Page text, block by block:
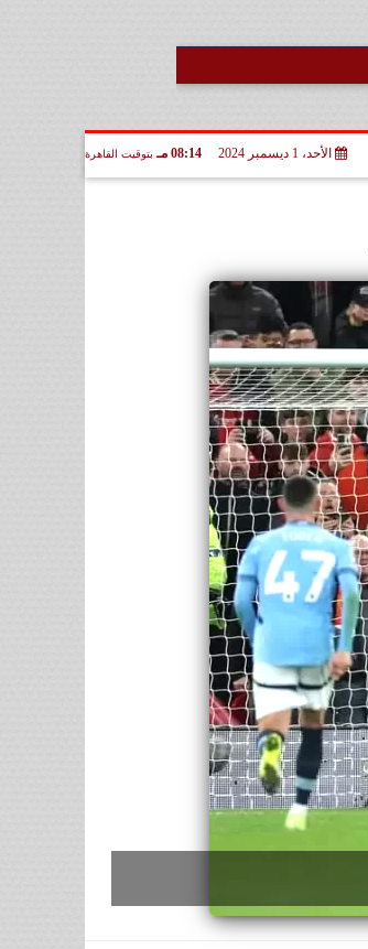
الأحد، 1 ديسمبر 2024 08:14 مـ بتوقيت القاهرة